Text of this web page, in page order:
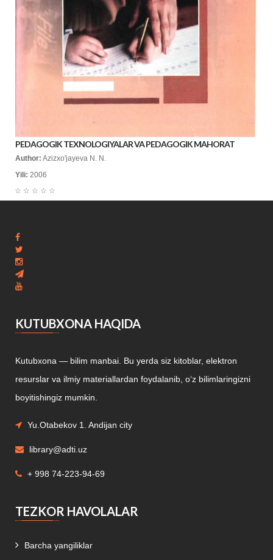
PEDAGOGIK TEXNOLOGIYALAR VA PEDAGOGIK MAHORAT
Author: Azizxo'jayeva N. N.
Yili: 2006
☆
☆
☆
☆
☆
KUTUBXONA HAQIDA
Kutubxona — bilim manbai. Bu yerda siz kitoblar, elektron
resurslar va ilmiy materiallardan foydalanib, o‘z bilimlaringizni
boyitishingiz mumkin.
Yu.Otabekov 1. Andijan city
library@adti.uz
+ 998 74-223-94-69
TEZKOR HAVOLALAR
Barcha yangiliklar